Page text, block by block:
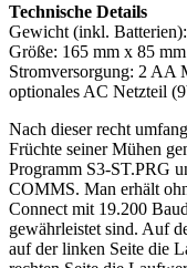
Technische Details
Gewicht (inkl.
Größe: 165 mm x 85
Stromversorgung: 2 AA
optionales AC Netzteil
Nach dieser recht
Früchte seiner Mühen
Programm S3-ST.PRG
COMMS. Man erhält
Connect mit 19.200
gewährleistet sind. Auf
auf der linken Seite die